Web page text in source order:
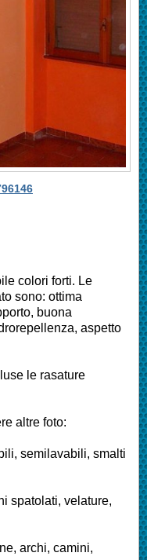
colori forti. Le
sono: ottima
buona
aspetto
le rasature
altre foto:
semilavabili, smalti
spatolati, velature,
archi, camini,